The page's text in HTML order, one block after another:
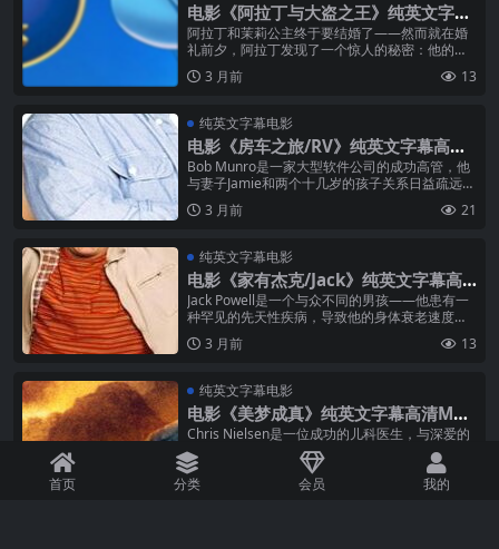
电影《阿拉丁与大盗之王》纯英文字幕
MP4下载
阿拉丁和茉莉公主终于要结婚了——然而就在婚
礼前夕，阿拉丁发现了一个惊人的秘密：他的父
亲竟然还活着，而且竟然就是四十大盗的首领！
为了解开这个谜团，阿拉丁踏上了一段...
3 月前 13
纯英文字幕电影
电影《房车之旅/RV》纯英文字幕高清
MP4下载
Bob Munro是一家大型软件公司的成功高管，他
与妻子Jamie和两个十几岁的孩子关系日益疏远。
为了重新建立家庭联系，Bob决定带着家人去度
假——但不是普通的...
3 月前 21
纯英文字幕电影
电影《家有杰克/Jack》纯英文字幕高
清MP4下载
Jack Powell是一个与众不同的男孩——他患有一
种罕见的先天性疾病，导致他的身体衰老速度是
普通人的四倍。从外表上看，Jack像一个10岁的
孩子，但实际上他...
3 月前 13
纯英文字幕电影
电影《美梦成真》纯英文字幕高清MP4
下载
Chris Nielsen是一位成功的儿科医生，与深爱的
妻子Annie和两个孩子过着幸福的生活。然而一场
车祸夺走了Chris和两个孩子的生命，Annie幸存
了下...
首页 分类 会员 我的